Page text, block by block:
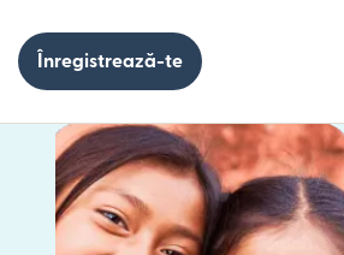
Înregistrează-te